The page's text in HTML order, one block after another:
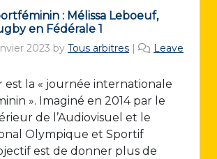
: Mélissa Leboeuf,
en Fédérale 1
2023 by Tous arbitres
Leave
est la « journée internationale
». Imaginé en 2014 par le
de l’Audiovisuel et le
Olympique et Sportif
est de donner plus de